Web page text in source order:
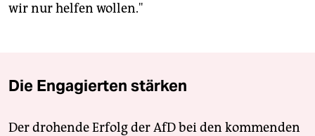
wir nur helfen wollen."
Die Engagierten stärken
Der drohende Erfolg der AfD bei den kommenden